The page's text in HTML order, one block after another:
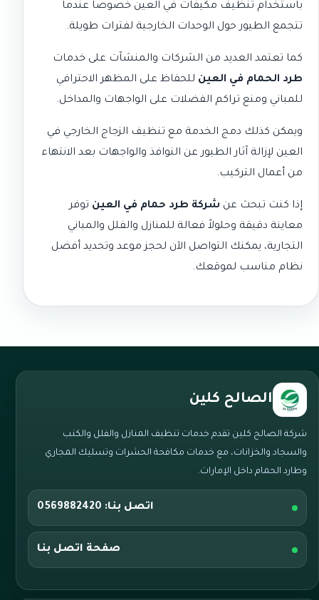
باستخدام تنظيف مكيفات في العين خصوصاً عندما
تتجمع الطيور حول الوحدات الخارجية لفترات طويلة.
كما تعتمد العديد من الشركات والمنشآت على خدمات
طرد الحمام في العين للحفاظ على المظهر الاحترافي
للمباني ومنع تراكم الفضلات على الواجهات والمداخل.
ويمكن كذلك دمج الخدمة مع تنظيف الزجاج الخارجي في
العين لإزالة آثار الطيور عن النوافذ والواجهات بعد الانتهاء
من أعمال التركيب.
إذا كنت تبحث عن شركة طرد حمام في العين توفر
معاينة دقيقة وحلولاً فعالة للمنازل والفلل والمباني
التجارية، يمكنك التواصل الآن لحجز موعد وتحديد أفضل
نظام مناسب لموقعك.
الصالح كلين
شركة الصالح كلين تقدم خدمات تنظيف المنازل والفلل والكنب
والسجاد والخزانات، مع خدمات مكافحة الحشرات وتسليك المجاري
وطارد الحمام داخل الإمارات.
اتصل بنا: 0569882420
صفحة اتصل بنا